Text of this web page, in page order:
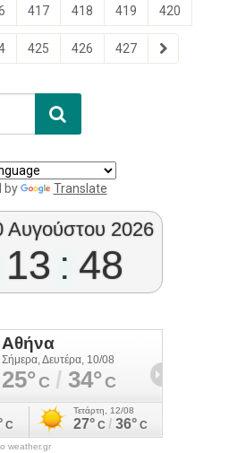
417 418 419 420
425 426 427
by Translate
Αυγούστου 2026
13 : 49
weather.gr